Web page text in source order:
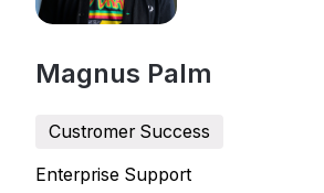
Magnus Palm
Custromer Success
Enterprise Support